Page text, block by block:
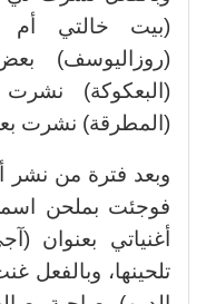
(بيت خالتي
(روزاليوسف)
(البعكوكة)
(المطرقة) نشرت
وبعد فترة من نشر
فوجئت بملحن
أغنياتي بعنوان
تلحينها، وبالفعل